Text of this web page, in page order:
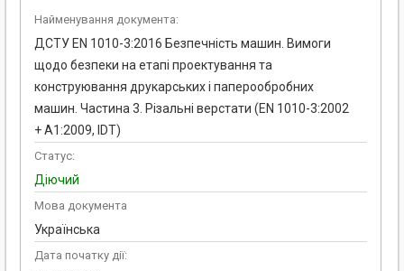
Найменування документа:
ДСТУ EN 1010-3:2016 Безпечність машин. Вимоги
щодо безпеки на етапі проектування та
конструювання друкарських і паперообробних
машин. Частина 3. Різальні верстати (EN 1010-3:2002
+ A1:2009, IDT)
Статус:
Діючий
Мова документа
Українська
Дата початку дії: